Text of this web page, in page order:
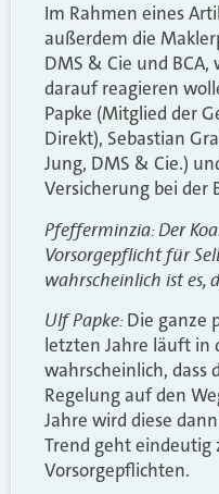
Im Rahmen eines
außerdem die
DMS & Cie und
darauf reagieren
Papke (Mitglied der
Direkt), Sebastian
Jung, DMS & Cie.)
Versicherung bei der
Pfefferminzia: Der
Vorsorgepflicht für
wahrscheinlich ist es,
UlfPapke:Die ganze
letzten Jahre läuft in
wahrscheinlich, dass
Regelung auf den
Jahre wird diese
Trend geht eindeutig
Vorsorgepflichten.